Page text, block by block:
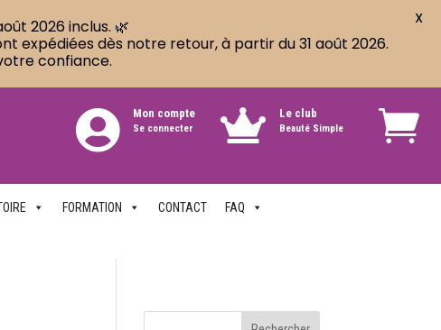
 Mon compte
Se connecter  Le club
Beauté Simple
FORMATION CONTACT FAQ
2026 inclus. 🌿
expédiées dès notre retour, à partir du 31 août 2026.
confiance.
X